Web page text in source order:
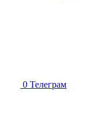
0 Телеграм